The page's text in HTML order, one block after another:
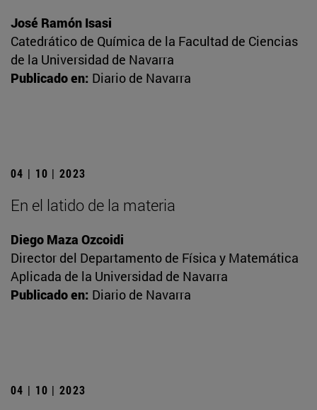
José Ramón Isasi
Catedrático de Química de la Facultad de Ciencias
de la Universidad de Navarra
Publicado en: Diario de Navarra
04 | 10 | 2023
En el latido de la materia
Diego Maza Ozcoidi
Director del Departamento de Física y Matemática
Aplicada de la Universidad de Navarra
Publicado en: Diario de Navarra
04 | 10 | 2023